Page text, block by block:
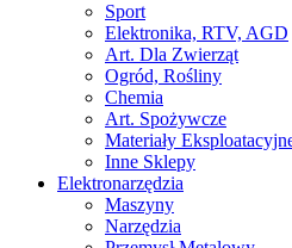
Sport
Elektronika, RTV, AGD
Art. Dla Zwierząt
Ogród, Rośliny
Chemia
Art. Spożywcze
Materiały
Inne Sklepy
Elektronarzędzia
Maszyny
Narzędzia